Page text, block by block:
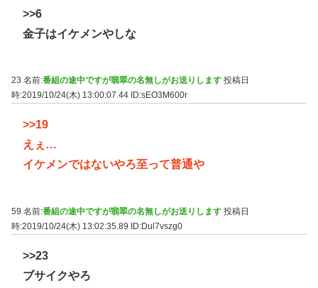
>>6
金子はイケメンやしな
23 名前:番組の途中ですが翡翠の名無しがお送りします 投稿日
時:2019/10/24(木) 13:00:07.44 ID:sEO3M600r
>>19
えぇ…
イケメンではないやろ至って普通や
59 名前:番組の途中ですが翡翠の名無しがお送りします 投稿日
時:2019/10/24(木) 13:02:35.89 ID:Dul7vszg0
>>23
ブサイクやろ